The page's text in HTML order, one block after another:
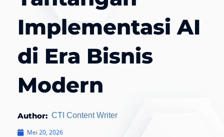
Implementasi AI
di Era Bisnis
Modern
Author: CTI Content Writer
Mei 20, 2026